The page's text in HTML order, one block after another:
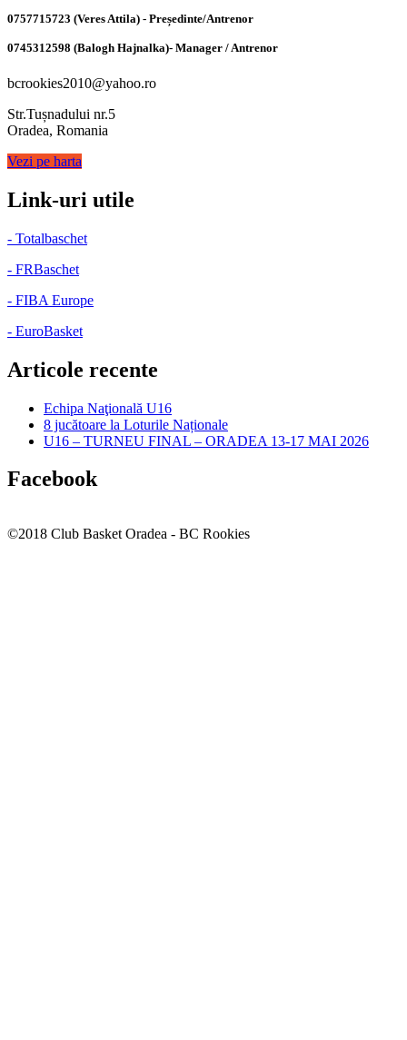
0757715723 (Veres Attila) - Președinte/Antrenor
0745312598 (Balogh Hajnalka)- Manager / Antrenor
bcrookies2010@yahoo.ro
Str.Tușnadului nr.5
Oradea, Romania
Vezi pe harta
Link-uri utile
- Totalbaschet
- FRBaschet
- FIBA Europe
- EuroBasket
Articole recente
Echipa Naţională U16
8 jucătoare la Loturile Naționale
U16 – TURNEU FINAL – ORADEA 13-17 MAI 2026
Facebook
©2018 Club Basket Oradea - BC Rookies